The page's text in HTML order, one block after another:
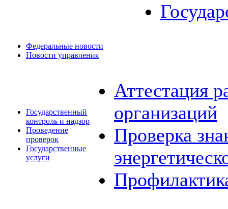
Федеральные новости
Новости управления
Государственный
контроль и надзор
Проведение
проверок
Государственные
услуги
Аттестация
организаций
Проверка